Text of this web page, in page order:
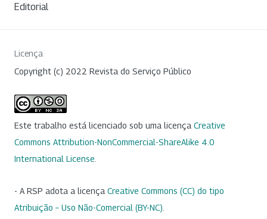
Editorial
Licença
Copyright (c) 2022 Revista do Serviço Público
Este trabalho está licenciado sob uma licença Creative
Commons Attribution-NonCommercial-ShareAlike 4.0
International License
- A RSP adota a licença Creative Commons (CC) do tipo
Atribuição – Uso Não-Comercial (BY-NC)